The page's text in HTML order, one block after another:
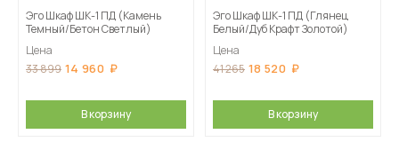
Эго Шкаф ШК-1 ПД (Камень
Темный/Бетон Светлый)
Цена
33 899 14 960
В корзину
Эго Шкаф ШК-1 ПД (Глянец
Белый/Дуб Крафт Золотой)
Цена
41 265 18 520
В корзину